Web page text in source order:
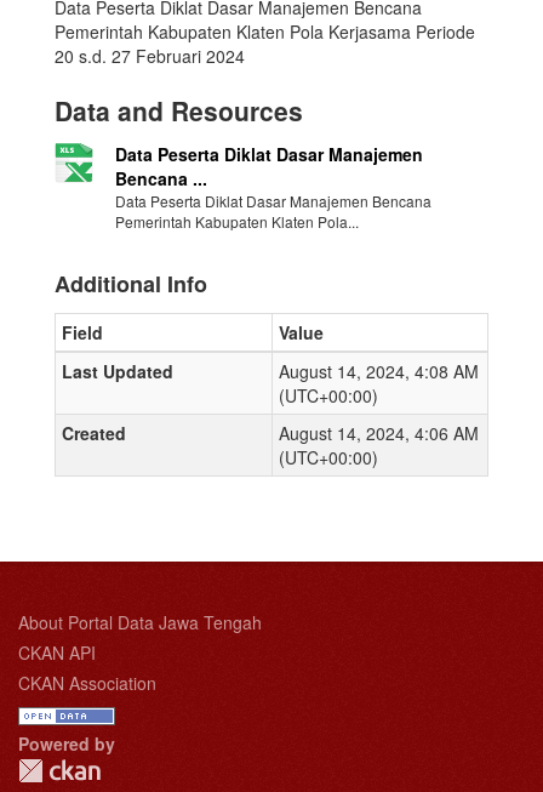
Data Peserta Diklat Dasar Manajemen Bencana
Pemerintah Kabupaten Klaten Pola Kerjasama Periode
20 s.d. 27 Februari 2024
Data and Resources
Data Peserta Diklat Dasar Manajemen
Bencana ...
Data Peserta Diklat Dasar Manajemen Bencana
Pemerintah Kabupaten Klaten Pola...
Additional Info
Field
Value
Last Updated
August 14, 2024, 4:08 AM
(UTC+00:00)
Created
August 14, 2024, 4:06 AM
(UTC+00:00)
About Portal Data Jawa Tengah
CKAN API
CKAN Association
Powered by